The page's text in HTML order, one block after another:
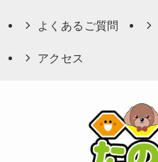
よくあるご質問
アクセス